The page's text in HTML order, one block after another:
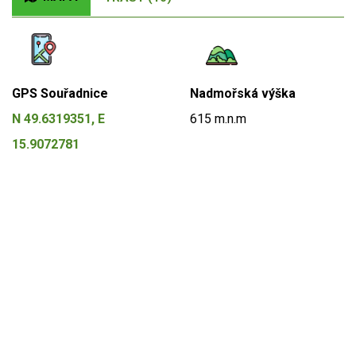
GPS Souřadnice
N 49.6319351, E
15.9072781
Nadmořská výška
615 m.n.m